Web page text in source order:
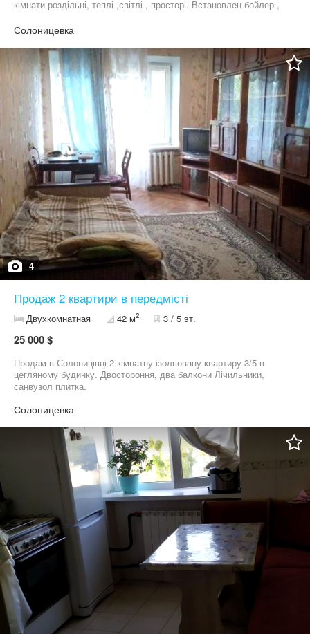
кімнати роздільні, теплі ,світлі , просторі. Встановлен бойлер ,
знаходиться в центрі міста. поруч транспорт, магазини, дитячий
садочок .ЯКЩО купляють через систему є- Відновлення, ціна
будет дорожще из-за конвертації валют.
Солоницевка
4
Продаж 2 квартири в передмісті
Двухкомнатная 42 м2 3 / 5 эт.
25 000 $
Продам в Солоницівці 2 кімнатну ізольовану квартиру 3/5 в
цегляному будинку. Двостороння, два балкони Лічильники,
санвузол плитка.
Солоницевка